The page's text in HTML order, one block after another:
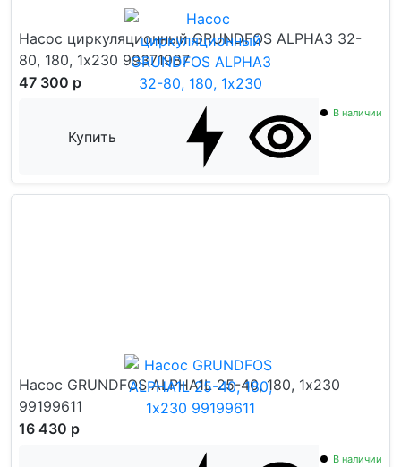
Насос циркуляционный GRUNDFOS ALPHA3 32-
80, 180, 1х230 99371987
47 300 р
Купить
В наличии
Насос GRUNDFOS ALPHA1L 25-40, 180, 1х230
99199611
16 430 р
В наличии